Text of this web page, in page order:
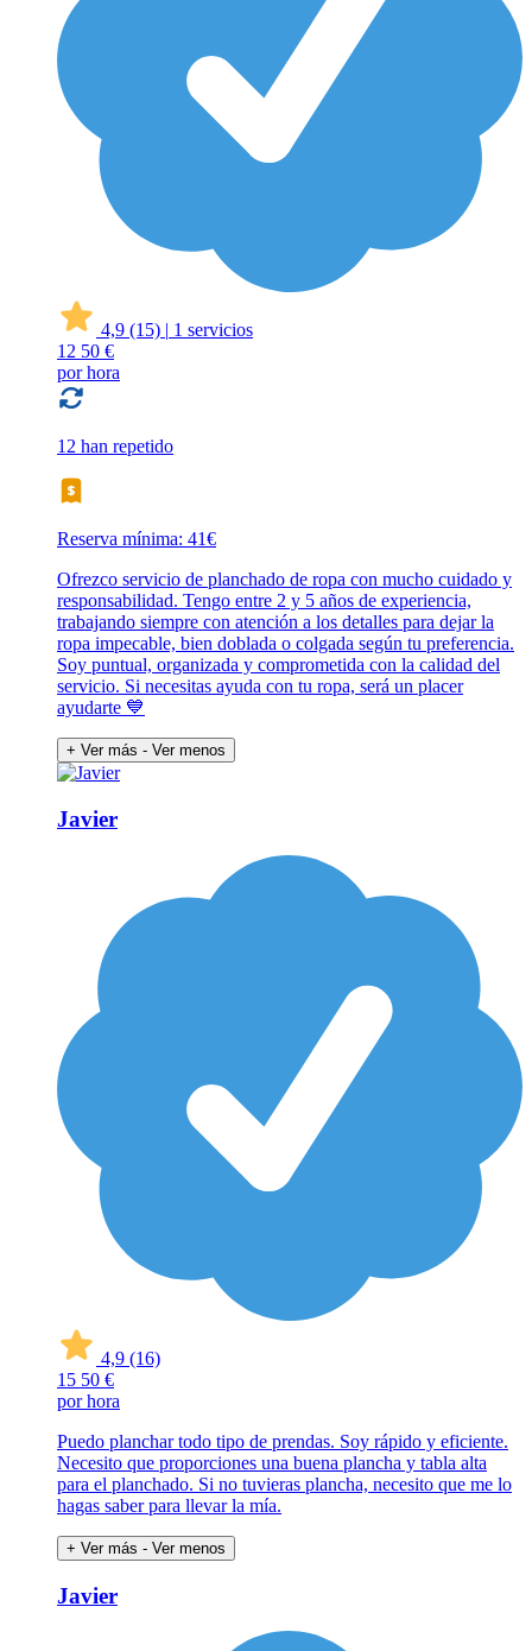
4,9 (15) | 1 servicios
12 50 €
por hora
12 han repetido
Reserva mínima: 41€
Ofrezco servicio de planchado de ropa con mucho cuidado y
responsabilidad. Tengo entre 2 y 5 años de experiencia,
trabajando siempre con atención a los detalles para dejar la
ropa impecable, bien doblada o colgada según tu preferencia.
Soy puntual, organizada y comprometida con la calidad del
servicio. Si necesitas ayuda con tu ropa, será un placer
ayudarte 💙
+ Ver más - Ver menos
Javier
4,9 (16)
15 50 €
por hora
Puedo planchar todo tipo de prendas. Soy rápido y eficiente.
Necesito que proporciones una buena plancha y tabla alta
para el planchado. Si no tuvieras plancha, necesito que me lo
hagas saber para llevar la mía.
+ Ver más - Ver menos
Javier